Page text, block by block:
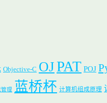
Objective-C OJPAT POJ
管理 蓝桥杯 计算机组成原理